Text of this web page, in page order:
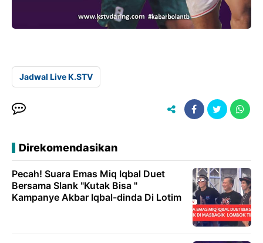
Jadwal Live K.STV
Direkomendasikan
Pecah! Suara Emas Miq Iqbal Duet
Bersama Slank "Kutak Bisa "
Kampanye Akbar Iqbal-dinda Di Lotim